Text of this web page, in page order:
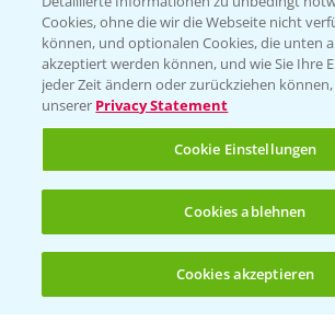
(noch 4)
Folgen Sie uns
Allgemeine Nutzungsbedingungen
Cookies, ohne die wir die Webseite nicht
können, und optionalen Cookies, die unten
akzeptiert werden können, und wie Sie Ihre
jeder Zeit ändern oder zurückziehen
unserer Privacy Statement
Cookie Einstellungen
Cookies ablehnen
Cookies akzeptieren